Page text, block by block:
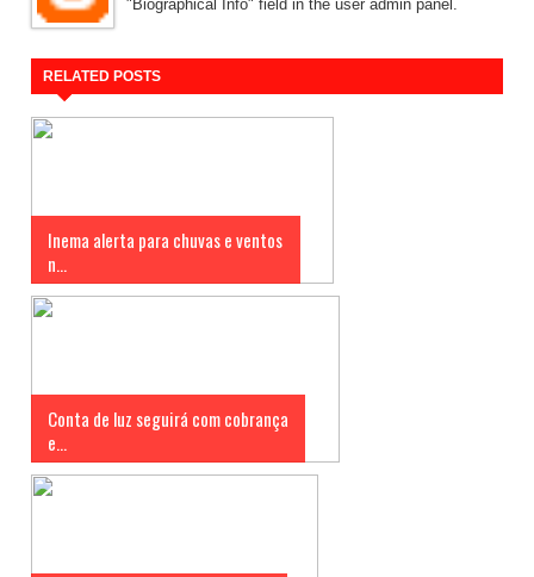
"Biographical Info" field in the user admin panel.
RELATED POSTS
Inema alerta para chuvas e ventos
n...
Conta de luz seguirá com cobrança
e...